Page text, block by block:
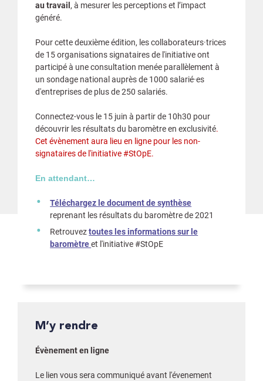
au travail , à mesurer les perceptions et l’impact
généré.
Pour cette deuxième édition, les collaborateurs·trices
de 15 organisations signataires de l'initiative ont
participé à une consultation menée parallèlement à
un sondage national auprès de 1000 salarié·es
d'entreprises de plus de 250 salariés.
Connectez-vous le 15 juin à partir de 10h30 pour
découvrir les résultats du baromètre en exclusivité.
Cet évènement aura lieu en ligne pour les non-
signataires de l'initiative #StOpE.
En attendant…
Téléchargez le document de synthèse
reprenant les résultats du baromètre de 2021
Retrouveztoutes les informations sur le
baromètreet l'initiative #StOpE
M’y rendre
Évènement en ligne
Le lien vous sera communiqué avant l'évenement